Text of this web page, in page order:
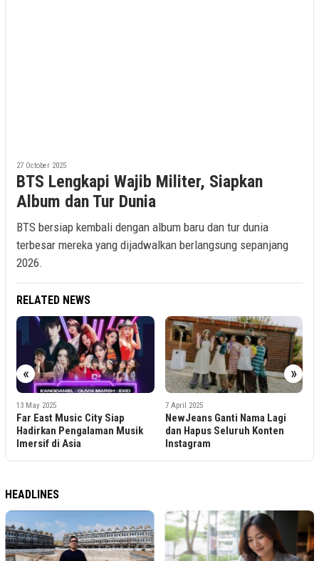
27 October 2025
BTS Lengkapi Wajib Militer, Siapkan
Album dan Tur Dunia
BTS bersiap kembali dengan album baru dan tur dunia
terbesar mereka yang dijadwalkan berlangsung sepanjang
2026.
RELATED NEWS
« »
13 May 2025
Far East Music City Siap
Hadirkan Pengalaman Musik
Imersif di Asia
7 April 2025
NewJeans Ganti Nama Lagi
dan Hapus Seluruh Konten
Instagram
HEADLINES